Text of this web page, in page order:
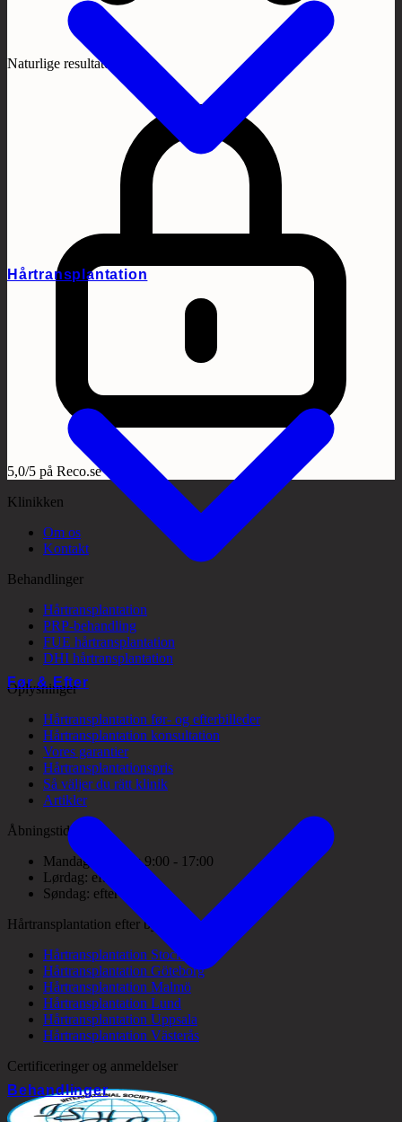
Hårtransplantation
Før & Efter
Behandlinger
Naturlige resultater
5,0/5 på Reco.se
Klinikken
Om os
Kontakt
Behandlinger
Hårtransplantation
PRP-behandling
FUE hårtransplantation
DHI hårtransplantation
Oplysninger
Hårtransplantation før- og efterbilleder
Hårtransplantation konsultation
Vores garantier
Hårtransplantationspris
Så väljer du rätt klinik
Artikler
Åbningstider
Mandag - fredag: 9:00 - 17:00
Lørdag: efter aftale
Søndag: efter aftale
Hårtransplantation efter by
Hårtransplantation Stockholm
Hårtransplantation Göteborg
Hårtransplantation Malmö
Hårtransplantation Lund
Hårtransplantation Uppsala
Hårtransplantation Västerås
Certificeringer og anmeldelser